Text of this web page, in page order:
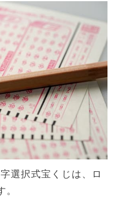
選択式宝くじは、ロ
。